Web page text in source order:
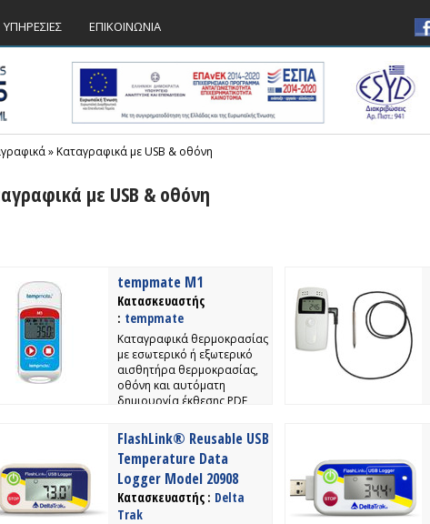
ΥΠΗΡΕΣΙΕΣ ΕΠΙΚΟΙΝΩΝΙΑ
»Καταγραφικά με USB & οθόνη
με USB & οθόνη
tempmate M1
Κατασκευαστής
: tempmate
Καταγραφικά θερμοκρασίας
με εσωτερικό ή εξωτερικό
αισθητήρα θερμοκρασίας,
οθόνη και αυτόματη
δημιουργία έκθεσης PDF
FlashLink® Reusable USB
Temperature Data
Logger Model 20908
Κατασκευαστής : Delta
Trak